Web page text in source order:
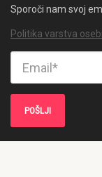
Sporoči nam svoj
Politika varstva